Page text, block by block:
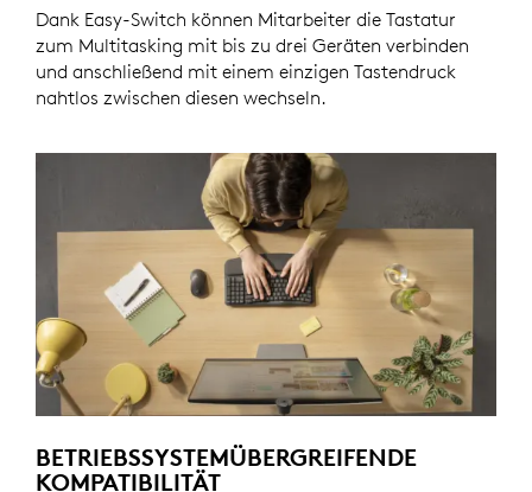
Dank Easy-Switch können Mitarbeiter die Tastatur
zum Multitasking mit bis zu drei Geräten verbinden
und anschließend mit einem einzigen Tastendruck
nahtlos zwischen diesen wechseln.
BETRIEBSSYSTEMÜBERGREIFENDE
KOMPATIBILITÄT